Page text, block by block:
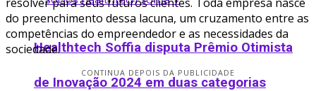
Healthtech Soffia disputa Prêmio Otimista
de Inovação 2024 em duas categorias
do preenchimento dessa lacuna, um cruzamento entre as
competências do empreendedor e as necessidades da
sociedade.
CONTINUA DEPOIS DA PUBLICIDADE